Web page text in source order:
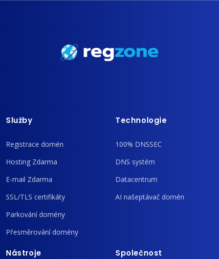
Služby
Registrace domén
Hosting Zdarma
E-mail Zdarma
SSL/TLS certifikáty
Parkování domény
Přesměrování domény
Technologie
100% DNSSEC
DNS systém
Datacentrum
AI našeptávač domén
Nástroje Společnost